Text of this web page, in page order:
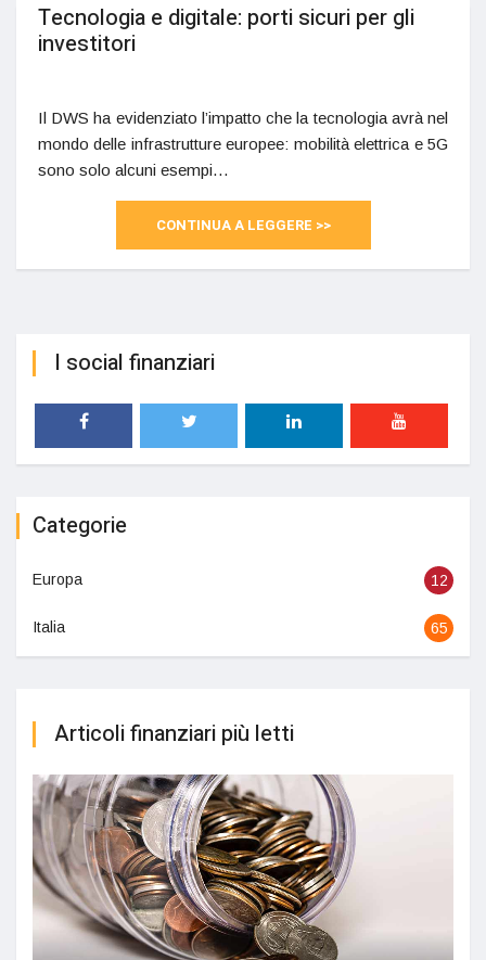
Tecnologia e digitale: porti sicuri per gli
investitori
Il DWS ha evidenziato l’impatto che la tecnologia avrà nel
mondo delle infrastrutture europee: mobilità elettrica e 5G
sono solo alcuni esempi…
CONTINUA A LEGGERE >>
I social finanziari
Categorie
Europa 12
Italia 65
Articoli finanziari più letti